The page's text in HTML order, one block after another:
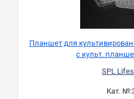
Планшет для
с культ.
SPL
Кат. №: